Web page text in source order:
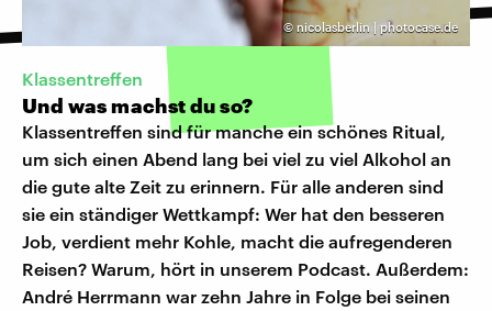
© nicolasberlin | photocase.de
Klassentreffen
Und was machst du so?
Klassentreffen sind für manche ein schönes Ritual,
um sich einen Abend lang bei viel zu viel Alkohol an
die gute alte Zeit zu erinnern. Für alle anderen sind
sie ein ständiger Wettkampf: Wer hat den besseren
Job, verdient mehr Kohle, macht die aufregenderen
Reisen? Warum, hört in unserem Podcast. Außerdem:
André Herrmann war zehn Jahre in Folge bei seinen